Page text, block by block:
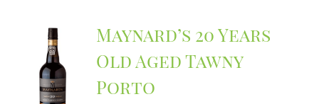
Maynard’s 20 Years
Old Aged Tawny
Porto